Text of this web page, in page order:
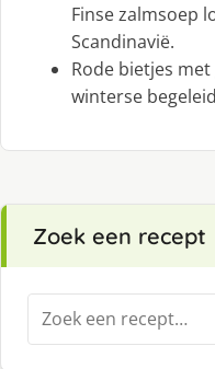
Finse zalmsoep
Scandinavië.
Rode bietjes
winterse
Zoek een recept
Zoeken
naar: